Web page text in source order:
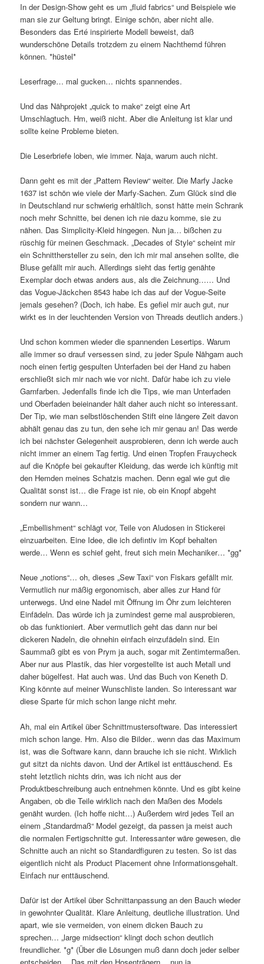
In der Design-Show geht es um „fluid fabrics“ und Beispiele wie
man sie zur Geltung bringt. Einige schön, aber nicht alle.
Besonders das Erté inspirierte Modell beweist, daß
wunderschöne Details trotzdem zu einem Nachthemd führen
können. *hüstel*
Leserfrage… mal gucken… nichts spannendes.
Und das Nähprojekt „quick to make“ zeigt eine Art
Umschlagtuch. Hm, weiß nicht. Aber die Anleitung ist klar und
sollte keine Probleme bieten.
Die Leserbriefe loben, wie immer. Naja, warum auch nicht.
Dann geht es mit der „Pattern Review“ weiter. Die Marfy Jacke
1637 ist schön wie viele der Marfy-Sachen. Zum Glück sind die
in Deutschland nur schwierig erhältlich, sonst hätte mein Schrank
noch mehr Schnitte, bei denen ich nie dazu komme, sie zu
nähen. Das Simplicity-Kleid hingegen. Nun ja… bißchen zu
rüschig für meinen Geschmack. „Decades of Style“ scheint mir
ein Schnitthersteller zu sein, den ich mir mal ansehen sollte, die
Bluse gefällt mir auch. Allerdings sieht das fertig genähte
Exemplar doch etwas anders aus, als die Zeichnung…… Und
das Vogue-Jäckchen 8543 habe ich das auf der Vogue-Seite
jemals gesehen? (Doch, ich habe. Es gefiel mir auch gut, nur
wirkt es in der leuchtenden Version von Threads deutlich anders.)
Und schon kommen wieder die spannenden Lesertips. Warum
alle immer so drauf versessen sind, zu jeder Spule Nähgarn auch
noch einen fertig gespulten Unterfaden bei der Hand zu haben
erschließt sich mir nach wie vor nicht. Dafür habe ich zu viele
Garnfarben. Jedenfalls finde ich die Tips, wie man Unterfaden
und Oberfaden beieinander hält daher auch nicht so interessant.
Der Tip, wie man selbstlöschenden Stift eine längere Zeit davon
abhält genau das zu tun, den sehe ich mir genau an! Das werde
ich bei nächster Gelegenheit ausprobieren, denn ich werde auch
nicht immer an einem Tag fertig. Und einen Tropfen Frauycheck
auf die Knöpfe bei gekaufter Kleidung, das werde ich künftig mit
den Hemden meines Schatzis machen. Denn egal wie gut die
Qualität sonst ist… die Frage ist nie, ob ein Knopf abgeht
sondern nur wann…
„Embellishment“ schlägt vor, Teile von Aludosen in Stickerei
einzuarbeiten. Eine Idee, die ich defintiv im Kopf behalten
werde… Wenn es schief geht, freut sich mein Mechaniker… *gg*
Neue „notions“… oh, dieses „Sew Taxi“ von Fiskars gefällt mir.
Vermutlich nur mäßig ergonomisch, aber alles zur Hand für
unterwegs. Und eine Nadel mit Öffnung im Öhr zum leichteren
Einfädeln. Das würde ich ja zumindest gerne mal ausprobieren,
ob das funktioniert. Aber vermutlich geht das dann nur bei
dickeren Nadeln, die ohnehin einfach einzufädeln sind. Ein
Saummaß gibt es von Prym ja auch, sogar mit Zentimtermaßen.
Aber nur aus Plastik, das hier vorgestellte ist auch Metall und
daher bügelfest. Hat auch was. Und das Buch von Keneth D.
King könnte auf meiner Wunschliste landen. So interessant war
diese Sparte für mich schon lange nicht mehr.
Ah, mal ein Artikel über Schnittmustersoftware. Das interessiert
mich schon lange. Hm. Also die Bilder.. wenn das das Maximum
ist, was die Software kann, dann brauche ich sie nicht. Wirklich
gut sitzt da nichts davon. Und der Artikel ist enttäuschend. Es
steht letztlich nichts drin, was ich nicht aus der
Produktbeschreibung auch entnehmen könnte. Und es gibt keine
Angaben, ob die Teile wirklich nach den Maßen des Models
genäht wurden. (Ich hoffe nicht…) Außerdem wird jedes Teil an
einem „Standardmaß“ Model gezeigt, da passen ja meist auch
die normalen Fertigschnitte gut. Interessanter wäre gewesen, die
Schnitte auch an nicht so Standardfiguren zu testen. So ist das
eigentlich nicht als Product Placement ohne Informationsgehalt.
Einfach nur enttäuschend.
Dafür ist der Artikel über Schnittanpassung an den Bauch wieder
in gewohnter Qualität. Klare Anleitung, deutliche illustration. Und
apart, wie sie vermeiden, von einem dicken Bauch zu
sprechen… „large midsection“ klingt doch schon deutlich
freundlicher. *g* (Über die Lösungen muß dann doch jeder selber
entscheiden… Das mit den Hosenträgern… nun ja…